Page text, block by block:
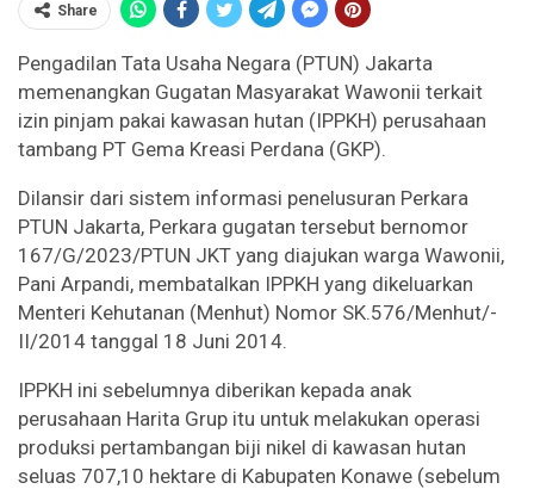
Share
Pengadilan Tata Usaha Negara (PTUN) Jakarta
memenangkan Gugatan Masyarakat Wawonii terkait
izin pinjam pakai kawasan hutan (IPPKH) perusahaan
tambang PT Gema Kreasi Perdana (GKP).
Dilansir dari sistem informasi penelusuran Perkara
PTUN Jakarta, Perkara gugatan tersebut bernomor
167/G/2023/PTUN JKT yang diajukan warga Wawonii,
Pani Arpandi, membatalkan IPPKH yang dikeluarkan
Menteri Kehutanan (Menhut) Nomor SK.576/Menhut/-
II/2014 tanggal 18 Juni 2014.
IPPKH ini sebelumnya diberikan kepada anak
perusahaan Harita Grup itu untuk melakukan operasi
produksi pertambangan biji nikel di kawasan hutan
seluas 707,10 hektare di Kabupaten Konawe (sebelum